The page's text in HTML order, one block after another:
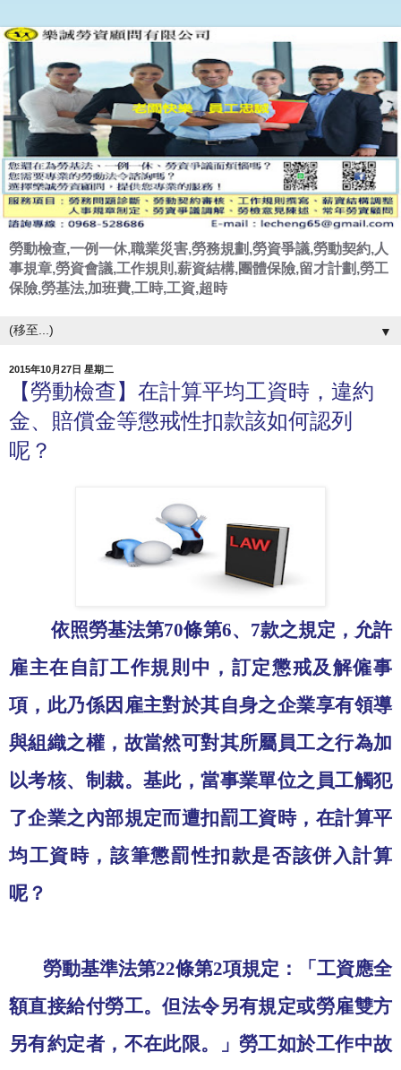
勞動檢查,一例一休,職業災害,勞務規劃,勞資爭議,勞動契約,人
事規章,勞資會議,工作規則,薪資結構,團體保險,留才計劃,勞工
保險,勞基法,加班費,工時,工資,超時
▼
2015年10月27日 星期二
【勞動檢查】在計算平均工資時，違約
金、賠償金等懲戒性扣款該如何認列
呢？
依照勞基法第70條第6、 7款之規定，允許
雇主在自訂工作規則中，訂定懲戒及解僱事
項，此乃係因雇主對於其自身之企業享有領導
與組織之權，故當然可對其所屬員工之行為加
以考核、制裁。基此，當事業單位之員工觸犯
了企業之內部規定而遭扣罰工資時，在計算平
均工資時，該筆懲罰性扣款是否該併入計算
呢？
勞動基準法第22條第2項規定：「工資應全
額直接給付勞工。但法令另有規定或勞雇雙方
另有約定者，不在此限。」勞工如於工作中故